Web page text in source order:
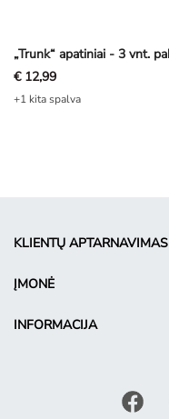
€ 12,99
+1 kita spalva
KLIENTŲ APTARNAVIMAS
ĮMONĖ
INFORMACIJA